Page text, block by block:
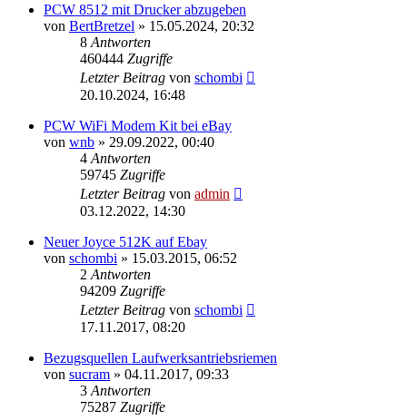
PCW 8512 mit Drucker abzugeben
von BertBretzel » 15.05.2024, 20:32
8 Antworten
460444 Zugriffe
Letzter Beitrag von schombi
20.10.2024, 16:48
PCW WiFi Modem Kit bei eBay
von wnb » 29.09.2022, 00:40
4 Antworten
59745 Zugriffe
Letzter Beitrag von admin
03.12.2022, 14:30
Neuer Joyce 512K auf Ebay
von schombi » 15.03.2015, 06:52
2 Antworten
94209 Zugriffe
Letzter Beitrag von schombi
17.11.2017, 08:20
Bezugsquellen Laufwerksantriebsriemen
von sucram » 04.11.2017, 09:33
3 Antworten
75287 Zugriffe